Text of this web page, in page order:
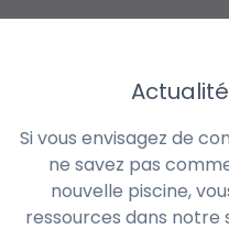
Si vous envisagez de
ne savez pas
nouvelle piscine,
ressources dans notre